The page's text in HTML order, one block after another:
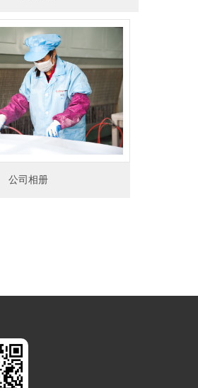
公司相册